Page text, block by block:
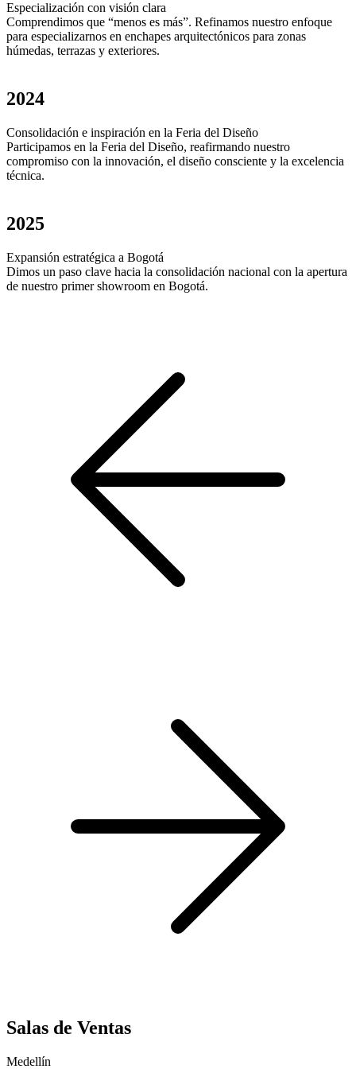
Especialización con visión clara
Comprendimos que “menos es más”. Refinamos nuestro enfoque
para especializarnos en enchapes arquitectónicos para zonas
húmedas, terrazas y exteriores.
2024
Consolidación e inspiración en la Feria del Diseño
Participamos en la Feria del Diseño, reafirmando nuestro
compromiso con la innovación, el diseño consciente y la excelencia
técnica.
2025
Expansión estratégica a Bogotá
Dimos un paso clave hacia la consolidación nacional con la apertura
de nuestro primer showroom en Bogotá.
Salas de Ventas
Medellín